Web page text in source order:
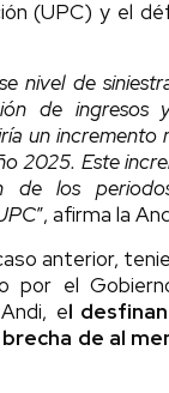
(UPC) y el
nivel de
de ingresos
un incremento
2025. Este
de los
”, afirma la
anterior,
por el
el
de al